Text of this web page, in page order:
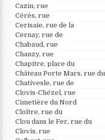
Cazin, rue
Cérès, rue
Cerisaie, rue de la
Cernay, rue de
Chabaud, rue
Chanzy, rue
Chapitre, place du
Château Porte Mars, rue du
Chativesle, rue de
Clovis-Chézel, rue
Cimetière du Nord
Cloître, rue du
Clou dans le Fer, rue du
Clovis, rue